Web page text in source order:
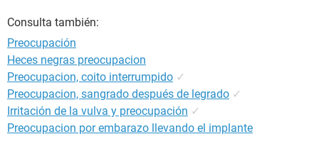
Consulta también:
Preocupación
Heces negras preocupacion
Preocupacion, coito interrumpido ✓
Preocupacion, sangrado después de legrado ✓
Irritación de la vulva y preocupación ✓
Preocupacion por embarazo llevando el implante